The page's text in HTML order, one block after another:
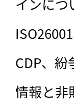
インにつ
CDP、
情報と非